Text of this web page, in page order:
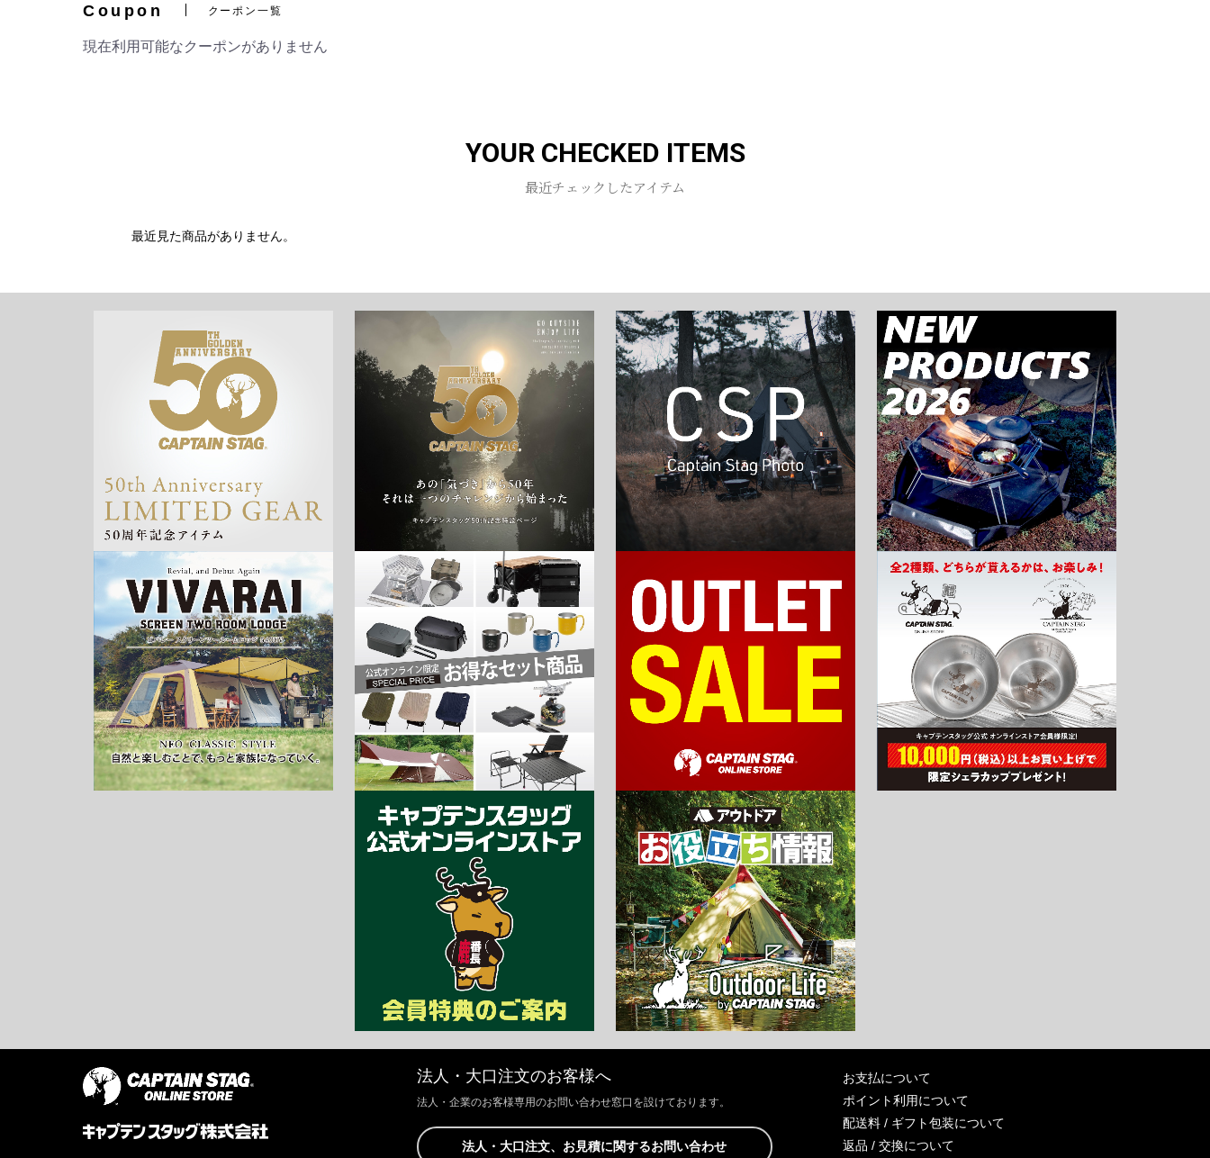
Coupon クーポン一覧
現在利用可能なクーポンがありません
YOUR CHECKED ITEMS
最近チェックしたアイテム
最近見た商品がありません。
法人・大口注文のお客様へ
法人・企業のお客様専用のお問い合わせ窓口を設けております。
法人・大口注文、お見積に関するお問い合わせ
お支払について
ポイント利用について
配送料 / ギフト包装について
返品 / 交換について